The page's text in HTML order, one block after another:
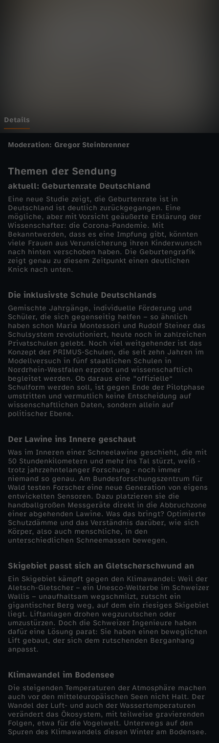
N
A
N
O
v
o
m
2
0
.
M
ä
r
2
0
2
4
:
W
a
r
u
e
s
w
Details
Moderation: Gregor Steinbrenner
Themen der Sendung
aktuell: Geburtenrate Deutschland
Eine neue Studie zeigt, die Geburtenrate ist in
Deutschland ist deutlich zurückgegangen. Eine
mögliche, aber mit Vorsicht geäußerte Erklärung der
Wissenschafter: die Corona-Pandemie. Mit
Bekanntwerden, dass es eine Impfung gibt, könnten
viele Frauen aus Verunsicherung ihren Kinderwunsch
nach hinten verschoben haben. Die Geburtengrafik
zeigt genau zu diesem Zeitpunkt einen deutlichen
Knick nach unten.
Die inklusivste Schule Deutschlands
Gemischte Jahrgänge, individuelle Förderung und
Schüler, die sich gegenseitig helfen – so ähnlich
haben schon Maria Montessori und Rudolf Steiner das
Schulsystem revolutioniert, heute noch in zahlreichen
Privatschulen gelebt. Noch viel weitgehender ist das
Konzept der PRIMUS-Schulen, die seit zehn Jahren im
Modellversuch in fünf staatlichen Schulen in
Nordrhein-Westfalen erprobt und wissenschaftlich
begleitet werden. Ob daraus eine "offizielle“
Schulform werden soll, ist gegen Ende der Pilotphase
umstritten und vermutlich keine Entscheidung auf
wissenschaftlichen Daten, sondern allein auf
politischer Ebene.
Der Lawine ins Innere geschaut
Was im Inneren einer Schneelawine geschieht, die mit
50 Stundenkilometern und mehr ins Tal stürzt, weiß -
trotz jahrzehntelanger Forschung - noch immer
niemand so genau. Am Bundesforschungszentrum für
Wald testen Forscher eine neue Generation von eigens
entwickelten Sensoren. Dazu platzieren sie die
handballgroßen Messgeräte direkt in die Abbruchzone
einer abgehenden Lawine. Was das bringt? Optimierte
Schutzdämme und das Verständnis darüber, wie sich
Körper, also auch menschliche, in den
unterschiedlichen Schneemassen bewegen.
Skigebiet passt sich an Gletscherschwund an
Ein Skigebiet kämpft gegen den Klimawandel: Weil der
Aletsch-Gletscher – ein Unesco-Welterbe im Schweizer
Wallis – unaufhaltsam wegschmilzt, rutscht ein
gigantischer Berg weg, auf dem ein riesiges Skigebiet
liegt. Liftanlagen drohen wegzurutschen oder
umzustürzen. Doch die Schweizer Ingenieure haben
dafür eine Lösung parat: Sie haben einen beweglichen
Lift gebaut, der sich dem rutschenden Berganhang
anpasst.
Klimawandel im Bodensee
Die steigenden Temperaturen der Atmosphäre machen
auch vor den mitteleuropäischen Seen nicht Halt. Der
Wandel der Luft- und auch der Wassertemperaturen
verändert das Ökosystem, mit teilweise gravierenden
Folgen, etwa für die Vogelwelt. Unterwegs auf den
Spuren des Klimawandels diesen Winter am Bodensee.